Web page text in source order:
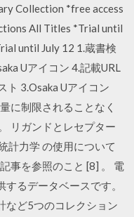
Collection *free access
All Titles *Trial until
until July 12 1.蔵書検
Uアイコン 4.記載URL
ト 3.Osaka Uアイコン
に制限されることなく
リガンドとレセプター
計力学 の使用について
事を参照のこと [8] 。 電
るデータベースです。
など5つのコレクション